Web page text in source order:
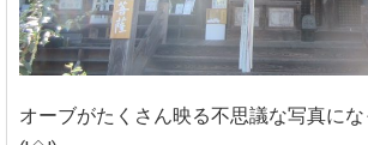
オーブがたくさん映る不思議な写真に